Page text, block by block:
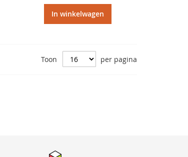
In winkelwagen
Toon per pagina